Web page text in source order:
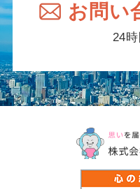
お問い
24